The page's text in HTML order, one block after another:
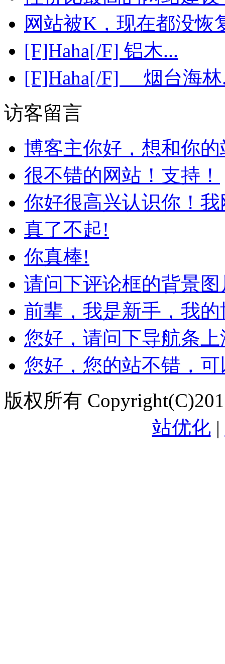
网站被K，现在都没恢
[F]Haha[/F] 铝木...
[F]Haha[/F] 烟台海林
访客留言
博客主你好，想和你
很不错的网站！支持！
你好很高兴认识你！
真了不起!
你真棒!
请问下评论框的背景
前辈，我是新手，我
您好，请问下导航条
您好，您的站不错，
版权所有
站优化|